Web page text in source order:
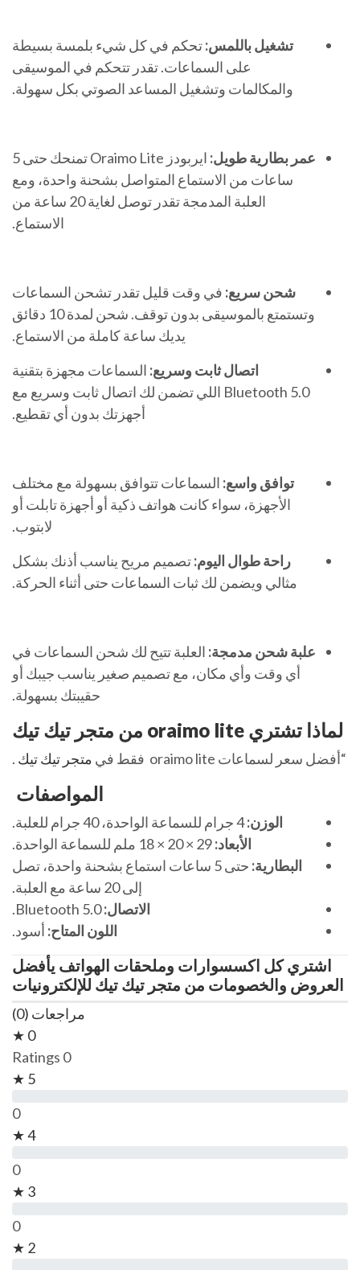
تشغيل باللمس:تحكم في كل شيء بلمسة بسيطة
على السماعات. تقدر تتحكم في الموسيقى
والمكالمات وتشغيل المساعد الصوتي بكل سهولة.
عمر بطارية طويل:
ايربودز Oraimo Lite تمنحك حتى 5
ساعات من الاستماع المتواصل بشحنة واحدة، ومع
العلبة المدمجة تقدر توصل لغاية 20 ساعة من
الاستماع.
شحن سريع: في وقت قليل تقدر تشحن السماعات
وتستمتع بالموسيقى بدون توقف. شحن لمدة 10 دقائق
يديك ساعة كاملة من الاستماع.
اتصال ثابت وسريع: السماعات مجهزة بتقنية
Bluetooth 5.0 اللي تضمن لك اتصال ثابت وسريع مع
أجهزتك بدون أي تقطيع.
توافق واسع: السماعات تتوافق بسهولة مع مختلف
الأجهزة، سواء كانت هواتف ذكية أو أجهزة تابلت أو
لابتوب.
راحة طوال اليوم:تصميم مريح يناسب أذنك بشكل
مثالي ويضمن لك ثبات السماعات حتى أثناء الحركة.
علبة شحن مدمجة: العلبة تتيح لك شحن السماعات في
أي وقت وأي مكان، مع تصميم صغير يناسب جيبك أو
حقيبتك بسهولة.
لماذا تشتري oraimo lite من متجر تيك تيك
“أفضل سعر لسماعات oraimo lite فقط في متجر تيك تيك .
المواصفات
الوزن:4 جرام للسماعة الواحدة، 40 جرام للعلبة.
الأبعاد:
البطارية:
حتى 5 ساعات استماع بشحنة واحدة، تصل
إلى 20 ساعة مع العلبة.
الاتصال:Bluetooth 5.0.
اللون المتاح: أسود.
اشتري كل اكسسوارات وملحقات الهواتف يأفضل
العروض والخصومات من متجر تيك تيك للإلكترونيات
مراجعات (0)
0 ★
0 Ratings
5 ★
0
4 ★
0
3 ★
0
2 ★